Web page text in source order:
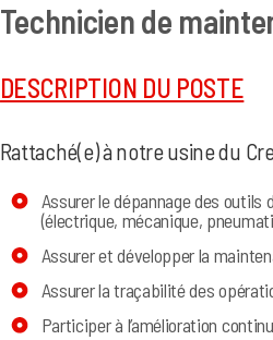
Technicien de
DESCRIPTION DU POSTE
Rattaché(e) à notre usine du
Assurer le dépannage des
(électrique, mécanique,
Assurer et développer la
Assurer la traçabilité des
Participer à l’amélioration